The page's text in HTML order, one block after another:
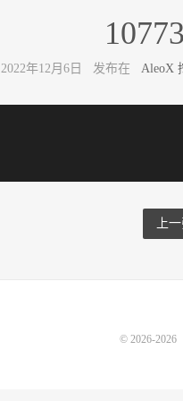
2022年12月6日 发布在 AleoX
上
© 2026-2026